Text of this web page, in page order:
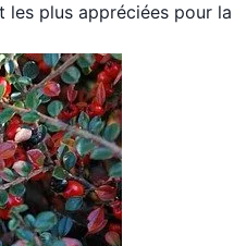
les plus appréciées pour